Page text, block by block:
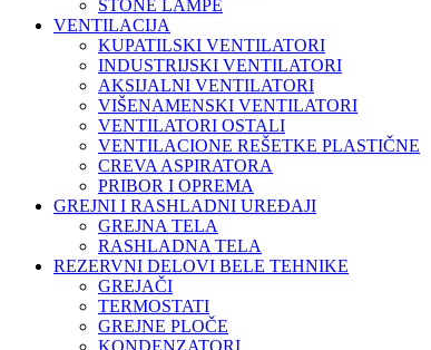
STONE LAMPE
VENTILACIJA
KUPATILSKI VENTILATORI
INDUSTRIJSKI VENTILATORI
AKSIJALNI VENTILATORI
VIŠENAMENSKI VENTILATORI
VENTILATORI OSTALI
VENTILACIONE REŠETKE PLASTIČNE
CREVA ASPIRATORA
PRIBOR I OPREMA
GREJNI I RASHLADNI UREĐAJI
GREJNA TELA
RASHLADNA TELA
REZERVNI DELOVI BELE TEHNIKE
GREJAČI
TERMOSTATI
GREJNE PLOČE